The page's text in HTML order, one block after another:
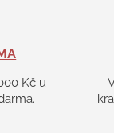
Kč u